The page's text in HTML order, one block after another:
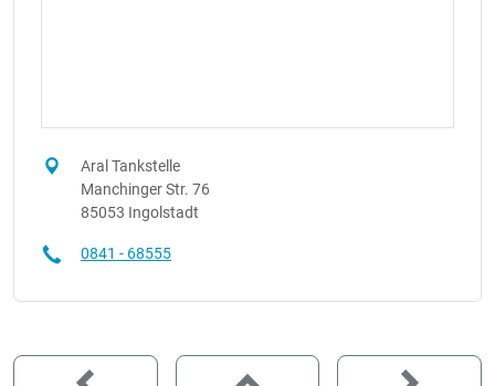
Aral Tankstelle
Manchinger Str. 76
85053 Ingolstadt
0841 - 68555